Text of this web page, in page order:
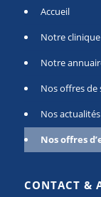
Accueil
Notre clinique
Notre
Nos offres de
Nos actualités
Nos offres
CONTACT &